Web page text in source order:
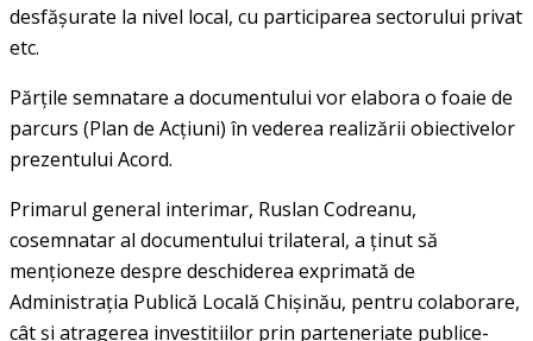
desfășurate la nivel local, cu participarea sectorului privat
etc.
Părțile semnatare a documentului vor elabora o foaie de
parcurs (Plan de Acțiuni) în vederea realizării obiectivelor
prezentului Acord.
Primarul general interimar, Ruslan Codreanu,
cosemnatar al documentului trilateral, a ținut să
menționeze despre deschiderea exprimată de
Administrația Publică Locală Chișinău, pentru colaborare,
cât și atragerea investițiilor prin parteneriate publice-